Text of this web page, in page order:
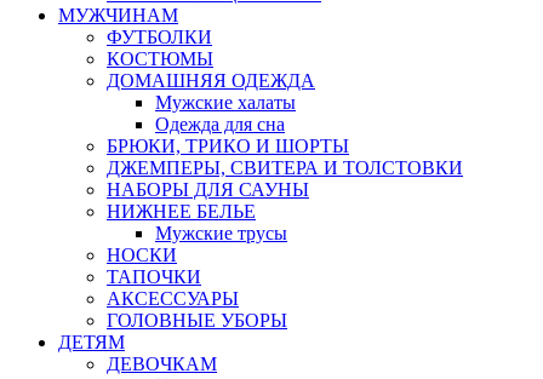
МУЖЧИНАМ
ФУТБОЛКИ
КОСТЮМЫ
ДОМАШНЯЯ ОДЕЖДА
Мужские халаты
Одежда для сна
БРЮКИ, ТРИКО И ШОРТЫ
ДЖЕМПЕРЫ, СВИТЕРА И ТОЛСТОВКИ
НАБОРЫ ДЛЯ САУНЫ
НИЖНЕЕ БЕЛЬЕ
Мужские трусы
НОСКИ
ТАПОЧКИ
АКСЕССУАРЫ
ГОЛОВНЫЕ УБОРЫ
ДЕТЯМ
ДЕВОЧКАМ